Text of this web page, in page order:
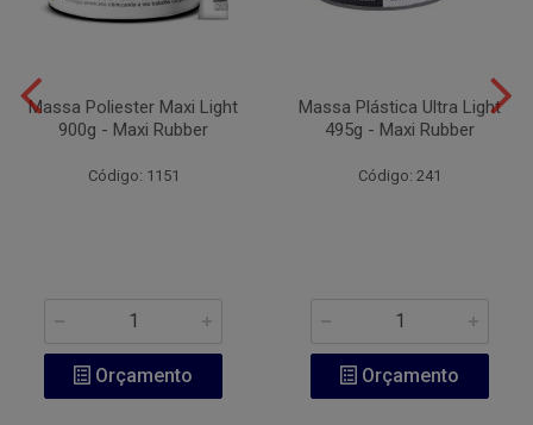
Massa Poliester Maxi Light
900g - Maxi Rubber
Código: 1151
Orçamento
Massa Plástica Ultra Light
495g - Maxi Rubber
Código: 241
Orçamento